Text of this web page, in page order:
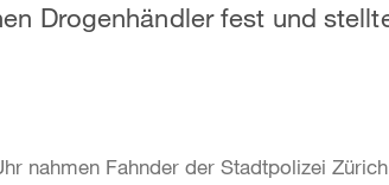
Drogenhändler fest und
nahmen Fahnder der Stadtpolizei